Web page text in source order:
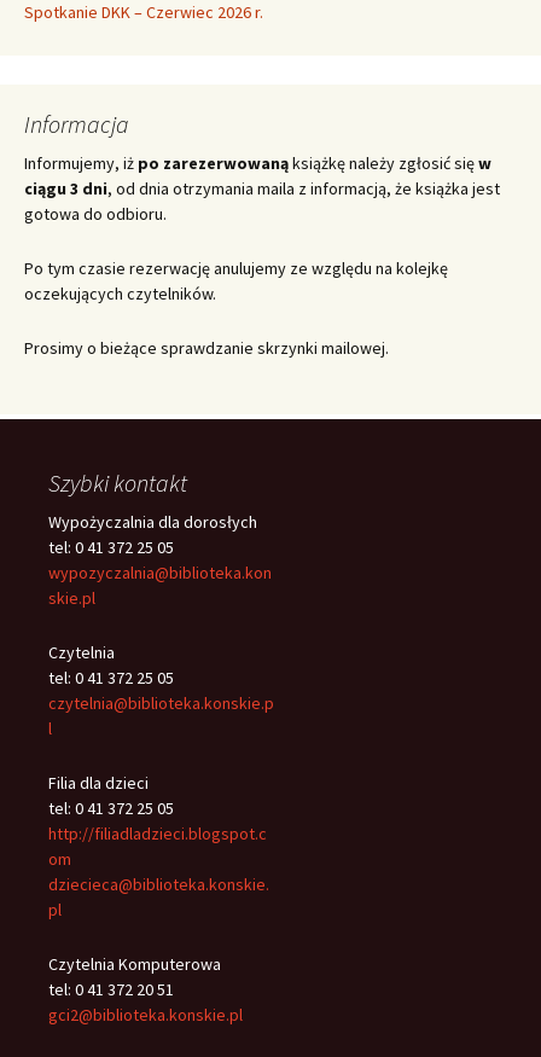
Spotkanie DKK – Czerwiec 2026 r.
Informacja
Informujemy, iż po zarezerwowanąksiążkę należy zgłosić sięw
ciągu 3 dni, od dnia otrzymania maila z informacją, że książka jest
gotowa do odbioru.
Po tym czasie rezerwację anulujemy ze względu na kolejkę
oczekujących czytelników.
Prosimy o bieżące sprawdzanie skrzynki mailowej.
Szybki kontakt
Wypożyczalnia dla dorosłych
tel: 0 41 372 25 05
wypozyczalnia@biblioteka.kon
skie.pl
Czytelnia
tel: 0 41 372 25 05
czytelnia@biblioteka.konskie.p
l
Filia dla dzieci
tel: 0 41 372 25 05
http://filiadladzieci.blogspot.c
om
dziecieca@biblioteka.konskie.
pl
Czytelnia Komputerowa
tel: 0 41 372 20 51
gci2@biblioteka.konskie.pl